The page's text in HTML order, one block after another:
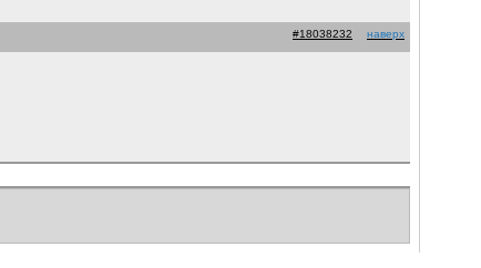
#18038232 наверх